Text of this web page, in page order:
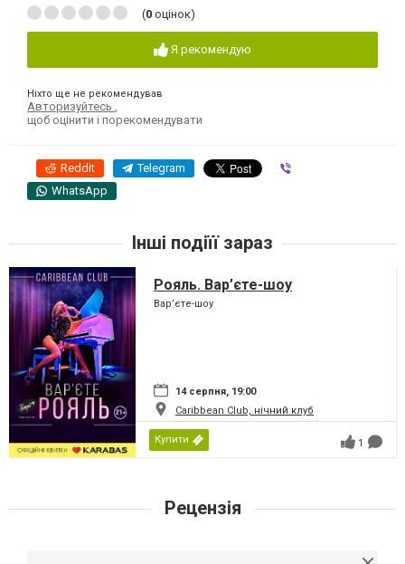
(0 оцінок)
Я рекомендую
Ніхто ще не рекомендував
Авторизуйтесь ,
щоб оцінити і порекомендувати
Reddit Telegram
WhatsApp
Інші подіїї зараз
Рояль. Вар’єте-шоу
Вар’єте-шоу
14 серпня, 19:00
Caribbean Club, нічний клуб
Купити 1
Рецензія